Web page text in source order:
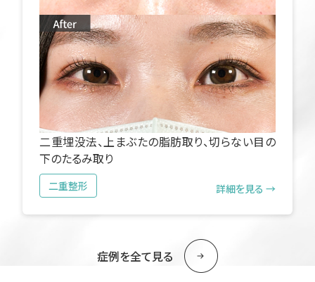
二重埋没法、上まぶたの脂肪取り、切らない目の
下のたるみ取り
二重整形 詳細を見る →
症例を全て見る